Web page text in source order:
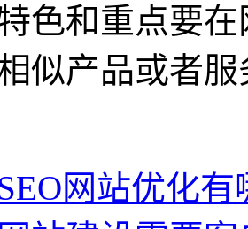
色和重点要
似产品或者
网站优化